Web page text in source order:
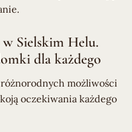
Sielskim Helu.
dla każdego
możliwości
oczekiwania każdego